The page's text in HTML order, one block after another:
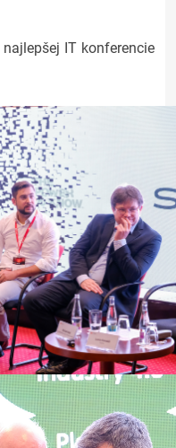
najlepšej IT konferencie